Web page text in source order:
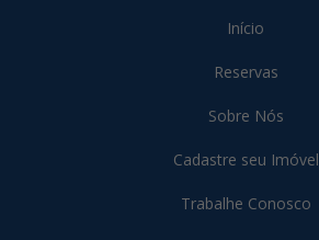
Início
Reservas
Sobre Nós
Cadastre seu Imóvel
Trabalhe Conosco